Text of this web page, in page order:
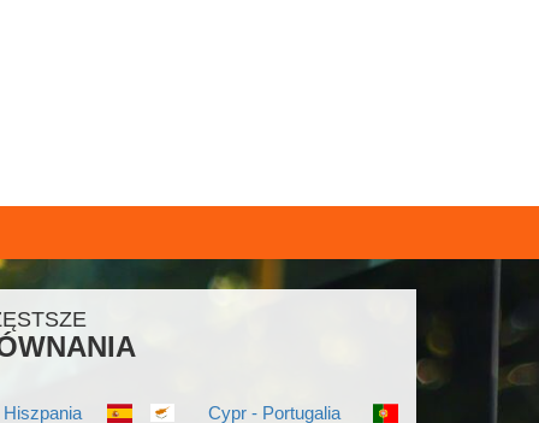
Cypr - Portugalia